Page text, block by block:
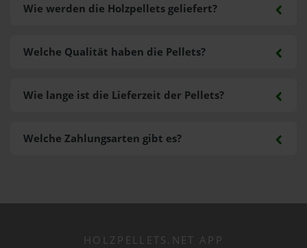
Wie werden die Holzpellets geliefert?
Welche Zahlungsarten gibt es?
Welche Qualität haben die Pellets?
Wie lange ist die Lieferzeit der Pellets?
HOLZPELLETS.NET APP